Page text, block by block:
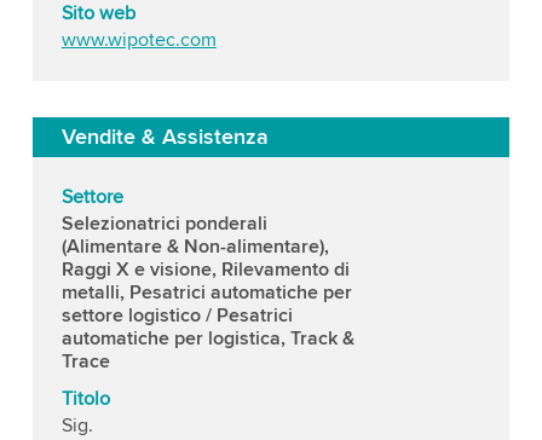
Sito web
www.wipotec.com
Vendite & Assistenza
Settore
Selezionatrici ponderali
(Alimentare & Non-alimentare),
Raggi X e visione, Rilevamento di
metalli, Pesatrici automatiche per
settore logistico / Pesatrici
automatiche per logistica, Track &
Trace
Titolo
Sig.